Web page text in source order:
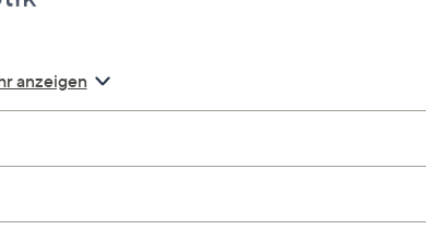
anzeigen